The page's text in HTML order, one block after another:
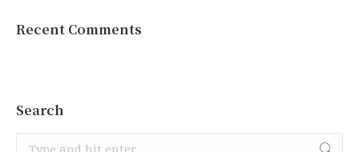
Recent Comments
Search
Search: